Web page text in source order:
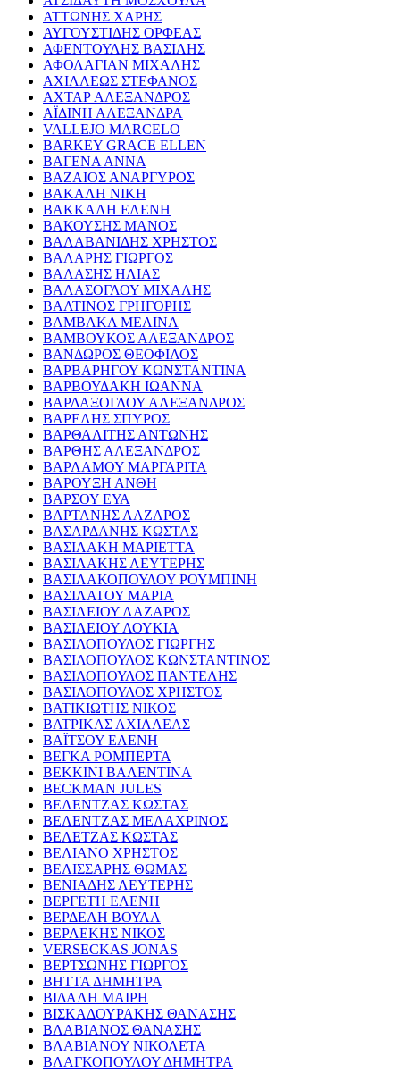
ΑΤΤΩΝΗΣ ΧΑΡΗΣ
ΑΥΓΟΥΣΤΙΔΗΣ ΟΡΦΕΑΣ
ΑΦΕΝΤΟΥΛΗΣ ΒΑΣΙΛΗΣ
ΑΦΟΛΑΓΙΑΝ ΜΙΧΑΛΗΣ
ΑΧΙΛΛΕΩΣ ΣΤΕΦΑΝΟΣ
ΑΧΤΑΡ ΑΛΕΞΑΝΔΡΟΣ
ΑΪΔΙΝΗ ΑΛΕΞΑΝΔΡΑ
VALLEJO MARCELO
BARKEY GRACE ELLEN
ΒΑΓΕΝΑ ΑΝΝΑ
ΒΑΖΑΙΟΣ ΑΝΑΡΓΥΡΟΣ
ΒΑΚΑΛΗ ΝΙΚΗ
ΒΑΚΚΑΛΗ ΕΛΕΝΗ
ΒΑΚΟΥΣΗΣ ΜΑΝΟΣ
ΒΑΛΑΒΑΝΙΔΗΣ ΧΡΗΣΤΟΣ
ΒΑΛΑΡΗΣ ΓΙΩΡΓΟΣ
ΒΑΛΑΣΗΣ ΗΛΙΑΣ
ΒΑΛΑΣΟΓΛΟΥ ΜΙΧΑΛΗΣ
ΒΑΛΤΙΝΟΣ ΓΡΗΓΟΡΗΣ
ΒΑΜΒΑΚΑ ΜΕΛΙΝΑ
ΒΑΜΒΟΥΚΟΣ ΑΛΕΞΑΝΔΡΟΣ
ΒΑΝΔΩΡΟΣ ΘΕΟΦΙΛΟΣ
ΒΑΡΒΑΡΗΓΟΥ ΚΩΝΣΤΑΝΤΙΝΑ
ΒΑΡΒΟΥΔΑΚΗ ΙΩΑΝΝΑ
ΒΑΡΔΑΞΟΓΛΟΥ ΑΛΕΞΑΝΔΡΟΣ
ΒΑΡΕΛΗΣ ΣΠΥΡΟΣ
ΒΑΡΘΑΛΙΤΗΣ ΑΝΤΩΝΗΣ
ΒΑΡΘΗΣ ΑΛΕΞΑΝΔΡΟΣ
ΒΑΡΛΑΜΟΥ ΜΑΡΓΑΡΙΤΑ
ΒΑΡΟΥΞΗ ΑΝΘΗ
ΒΑΡΣΟΥ ΕΥΑ
ΒΑΡΤΑΝΗΣ ΛΑΖΑΡΟΣ
ΒΑΣΑΡΔΑΝΗΣ ΚΩΣΤΑΣ
ΒΑΣΙΛΑΚΗ ΜΑΡΙΕΤΤΑ
ΒΑΣΙΛΑΚΗΣ ΛΕΥΤΕΡΗΣ
ΒΑΣΙΛΑΚΟΠΟΥΛΟΥ ΡΟΥΜΠΙΝΗ
ΒΑΣΙΛΑΤΟΥ ΜΑΡΙΑ
ΒΑΣΙΛΕΙΟΥ ΛΑΖΑΡΟΣ
ΒΑΣΙΛΕΙΟΥ ΛΟΥΚΙΑ
ΒΑΣΙΛΟΠΟΥΛΟΣ ΓΙΩΡΓΗΣ
ΒΑΣΙΛΟΠΟΥΛΟΣ ΚΩΝΣΤΑΝΤΙΝΟΣ
ΒΑΣΙΛΟΠΟΥΛΟΣ ΠΑΝΤΕΛΗΣ
ΒΑΣΙΛΟΠΟΥΛΟΣ ΧΡΗΣΤΟΣ
ΒΑΤΙΚΙΩΤΗΣ ΝΙΚΟΣ
ΒΑΤΡΙΚΑΣ ΑΧΙΛΛΕΑΣ
ΒΑΪΤΣΟΥ ΕΛΕΝΗ
ΒΕΓΚΑ ΡΟΜΠΕΡΤΑ
ΒΕΚΚΙΝΙ ΒΑΛΕΝΤΙΝΑ
BECKMAN JULES
ΒΕΛΕΝΤΖΑΣ ΚΩΣΤΑΣ
ΒΕΛΕΝΤΖΑΣ ΜΕΛΑΧΡΙΝΟΣ
ΒΕΛΕΤΖΑΣ ΚΩΣΤΑΣ
ΒΕΛΙΑΝΟ ΧΡΗΣΤΟΣ
ΒΕΛΙΣΣΑΡΗΣ ΘΩΜΑΣ
ΒΕΝΙΑΔΗΣ ΛΕΥΤΕΡΗΣ
ΒΕΡΓΕΤΗ ΕΛΕΝΗ
ΒΕΡΔΕΛΗ ΒΟΥΛΑ
ΒΕΡΛΕΚΗΣ ΝΙΚΟΣ
VERSECKAS JONAS
ΒΕΡΤΣΩΝΗΣ ΓΙΩΡΓΟΣ
ΒΗΤΤΑ ΔΗΜΗΤΡΑ
ΒΙΔΑΛΗ ΜΑΙΡΗ
ΒΙΣΚΑΔΟΥΡΑΚΗΣ ΘΑΝΑΣΗΣ
ΒΛΑΒΙΑΝΟΣ ΘΑΝΑΣΗΣ
ΒΛΑΒΙΑΝΟΥ ΝΙΚΟΛΕΤΑ
ΒΛΑΓΚΟΠΟΥΛΟΥ ΔΗΜΗΤΡΑ